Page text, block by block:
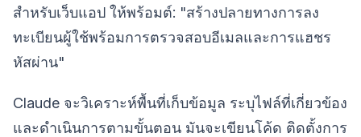
สำหรับเว็บแอป ให้พร้อมต์: "สร้างปลายทางการลง
ทะเบียนผู้ใช้พร้อมการตรวจสอบอีเมลและการแฮชร
หัสผ่าน"
Claude จะวิเคราะห์พื้นที่เก็บข้อมูล ระบุไฟล์ที่เกี่ยวข้อง
และดำเนินการตามขั้นตอน มันจะเขียนโค้ด ติดตั้งการ